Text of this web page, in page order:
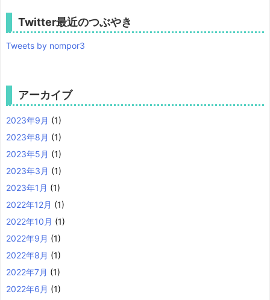
Twitter最近のつぶやき
Tweets by nompor3
アーカイブ
2023年9月 (1)
2023年8月 (1)
2023年5月 (1)
2023年3月 (1)
2023年1月 (1)
2022年12月 (1)
2022年10月 (1)
2022年9月 (1)
2022年8月 (1)
2022年7月 (1)
2022年6月 (1)